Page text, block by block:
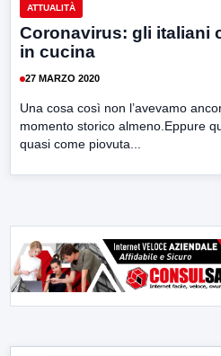
ATTUALITÀ
Coronavirus: gli italiani
in cucina
27 MARZO 2020
Una cosa così non l’avevamo
momento storico almeno.Eppure
quasi come piovuta...